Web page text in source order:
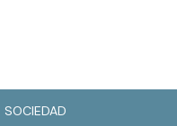
SOCIEDAD